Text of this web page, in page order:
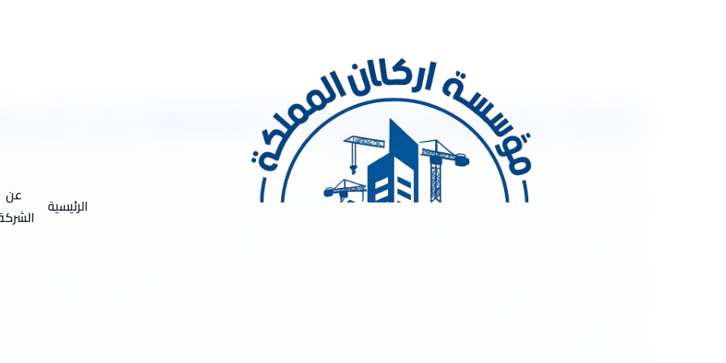
الرئيسية
عن
شركة عزل اسطح بالخرج 0533334179 عزل الاسطح بالفوم
شركة عزل اسطح بالخرج 0533334179 عزل الاسطح بالفوم شركة عزل اسطح بالخرج .. يعتبر عزل الأسطح أحد أهم
كفاءة استخدام الطاقة. فإذا كنت ترغب في توفير التكاليف الطاقوية وتحسين راحة المبنى، فإن عزل الأسطح يعد
الأسطح التي تعتبر فعالة ومناسبة لتحقيق الحماية الكاملة وتوفير الطاقة. فوائد عزل الأسطح ؟ يوفر عزل الأسطح العديد من